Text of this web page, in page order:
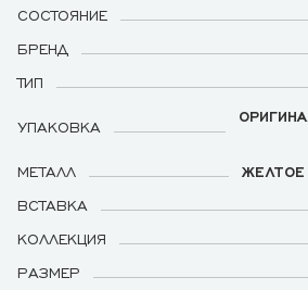
СОСТОЯНИЕ
БРЕНД
ТИП
УПАКОВКА
МЕТАЛЛ
ВСТАВКА
КОЛЛЕКЦИЯ
РАЗМЕР